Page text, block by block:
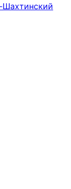
Шахтинский